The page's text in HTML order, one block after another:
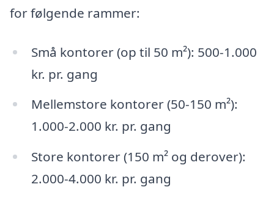
for følgende rammer:
Små kontorer (op til 50 m²): 500-1.000
kr. pr. gang
Mellemstore kontorer (50-150 m²):
1.000-2.000 kr. pr. gang
Store kontorer (150 m² og derover):
2.000-4.000 kr. pr. gang